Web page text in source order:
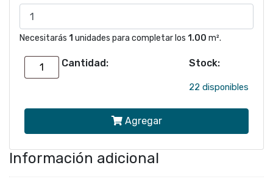
Necesitarás 1 unidades para completar los 1.00 m².
Cantidad:
Papel
cantidad
Stock:
22 disponibles
Agregar
Información adicional